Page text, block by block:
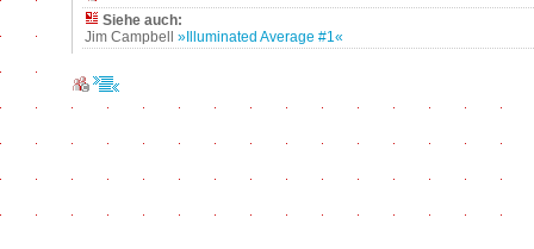
Siehe auch:
Jim Campbell »Illuminated Average #1«